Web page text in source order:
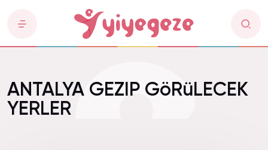
ANTALYA GEZIP GöRüLECEK
YERLER